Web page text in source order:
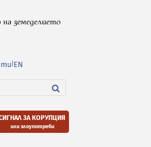
EN
ЗА КОРУПЦИЯ
или злоупотреби